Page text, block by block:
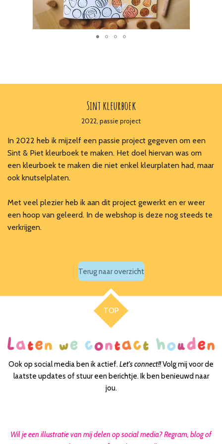
Sint kleurboek
2022, passie project
In 2022 heb ik mijzelf een passie project gegeven om een
Sint & Piet kleurboek te maken. Het doel hiervan was om
een kleurboek te maken die niet enkel kleurplaten had, maar
ook knutselplaten.
Met veel plezier heb ik aan dit project gewerkt en er weer
een hoop van geleerd. In de webshop is deze nog steeds te
verkrijgen.
Terug naar overzicht
TOP
Ook op social media ben ik actief.Let's connect!!Volg mij voor de
laatste updates of stuur een berichtje. Ik ben benieuwd naar
jou.
Wil je een illustratie van mij delen op social media? Regram, blog of